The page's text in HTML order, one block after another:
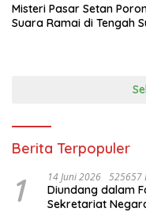
Misteri Pasar Setan
Suara Ramai di Tengah
Berita Terpopuler
1 14 Juni 2026 525657
Diundang dalam
Sekretariat